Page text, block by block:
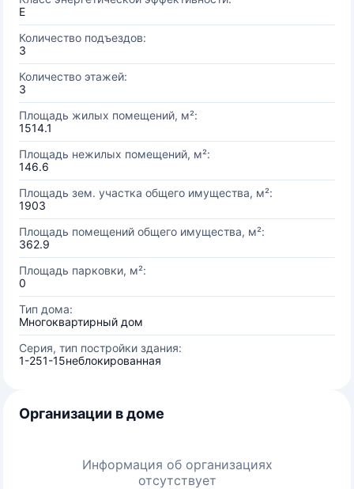
E
Количество подъездов:
3
Количество этажей:
3
Площадь жилых помещений, м²:
1514.1
Площадь нежилых помещений, м²:
146.6
Площадь зем. участка общего имущества, м²:
1903
Площадь помещений общего имущества, м²:
362.9
Площадь парковки, м²:
0
Тип дома:
Многоквартирный дом
Серия, тип постройки здания:
1-251-15неблокированная
Организации в доме
Информация об организациях
отсутствует